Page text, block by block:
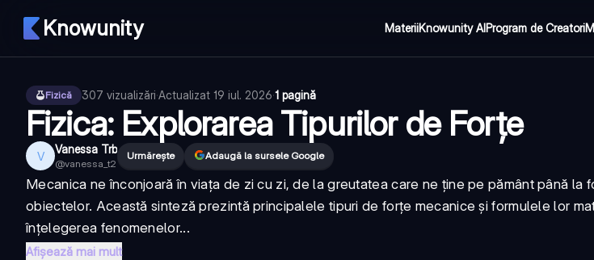
Knowunity MateriiKnowunity AIProgram de Creatori
Fizică 307 vizualizări·Actualizat 19 iul. 2026·1 pagină
Fizica: Explorarea Tipurilor de Forțe
V Vanessa Trb
@vanessa_t2
Urmărește Adaugă la sursele Google
Mecanica ne înconjoară în viața de zi cu zi, de la greutatea care ne ține pe pământ până la
obiectelor. Această sinteză prezintă principalele tipuri de forțe mecanice și formulele lor
înțelegerea fenomenelor...
Afișează mai mult